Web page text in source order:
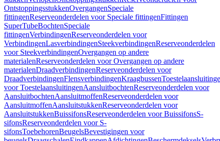
OntstoppingsstukkenOvergangenSpeciale
fittingenReserveonderdelen voor Speciale fittingenFittingen
SuperTubeBochtenSpeciale
fittingenVerbindingenReserveonderdelen voor
VerbindingenLasverbindingenSteekverbindingenReserveonderdelen
voor SteekverbindingenOvergangen op andere
materialenReserveonderdelen voor Overgangen op andere
materialenDraadverbindingenReserveonderdelen voor
DraadverbindingenFlensverbindingenKraagbussen
voor ToestelaansluitingenAansluitbochtenReserveonderdelen voor
AansluitbochtenAansluitmoffenReserveonderdelen voor
AansluitmoffenAansluitstukkenReserveonderdelen voor
AansluitstukkenBuissifonsReserveonderdelen voor BuissifonsS-
sifonsReserveonderdelen voor S-
sifonsToebehorenBeugelsBevestigingen voor